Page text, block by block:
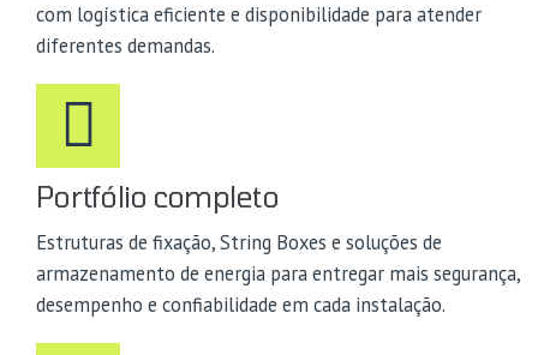
com logística eficiente e disponibilidade para atender
diferentes demandas.
Portfólio completo
Estruturas de fixação, String Boxes e soluções de
armazenamento de energia para entregar mais segurança,
desempenho e confiabilidade em cada instalação.